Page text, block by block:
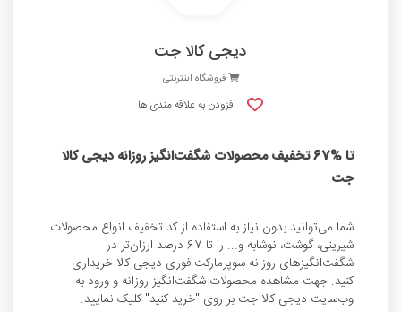
دیجی کالا جت
فروشگاه اینترنتی
افزودن به علاقه مندی ها
تا %67 تخفیف محصولات شگفت‌انگیز روزانه دیجی کالا
جت
شما می‌توانید بدون نیاز به استفاده از کد تخفیف انواع محصولات
شیرینی، گوشت، نوشابه و... را تا 67 درصد ارزان‌تر در
شگفت‌انگیزهای روزانه سوپرمارکت فوری دیجی کالا خریداری
کنید. جهت مشاهده محصولات شگفت‌انگیز روزانه و ورود به
وب‌سایت دیجی کالا جت بر روی "خرید کنید" کلیک نمایید.